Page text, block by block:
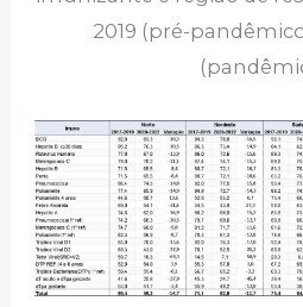
2019 (pré-